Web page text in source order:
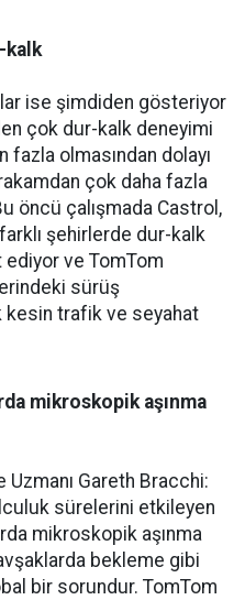
kalk
ise şimdiden gösteriyor
çok dur-kalk deneyimi
fazla olmasından dolayı
çok daha fazla
öncü çalışmada Castrol,
şehirlerde dur-kalk
ediyor ve TomTom
sürüş
kesin trafik ve seyahat
mikroskopik aşınma
Gareth Bracchi:
sürelerini etkileyen
mikroskopik aşınma
bekleme gibi
bir sorundur. TomTom